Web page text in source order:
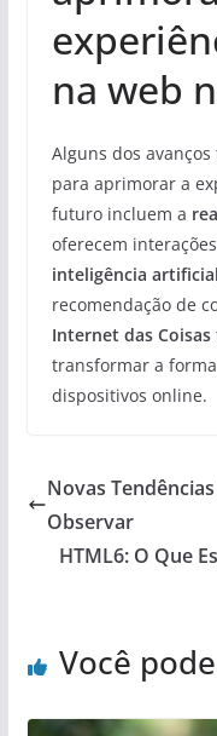
na web
Alguns dos
para aprimorar a
futuro incluem a
oferecem
inteligência artificial
recomendação de
Internet das Coisas
transformar a
dispositivos online.
Novas
Observar
HTML6: O Que
Você